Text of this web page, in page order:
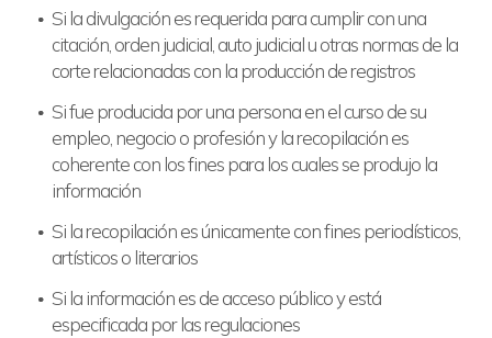
Si la divulgación es requerida para cumplir con una
citación, orden judicial, auto judicial u otras normas de la
corte relacionadas con la producción de registros
Si fue producida por una persona en el curso de su
empleo, negocio o profesión y la recopilación es
coherente con los fines para los cuales se produjo la
información
Si la recopilación es únicamente con fines periodísticos,
artísticos o literarios
Si la información es de acceso público y está
especificada por las regulaciones